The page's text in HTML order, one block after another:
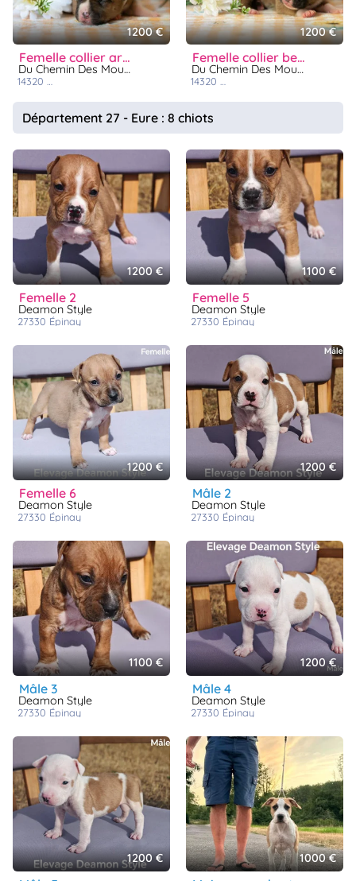
1200 €
femelle collier argenté
Du Chemin Des Moulins
14320
1200 €
femelle collier beige
Du Chemin Des Moulins
14320
Département 27 - Eure : 8 chiots
1200 €
femelle 2
Deamon Style
27330 épinay
1100 €
femelle 5
Deamon Style
27330 épinay
1200 €
femelle 6
Deamon Style
27330 épinay
1200 €
mâle 2
Deamon Style
27330 épinay
1100 €
mâle 3
Deamon Style
27330 épinay
1200 €
mâle 4
Deamon Style
27330 épinay
1200 € 1000 €